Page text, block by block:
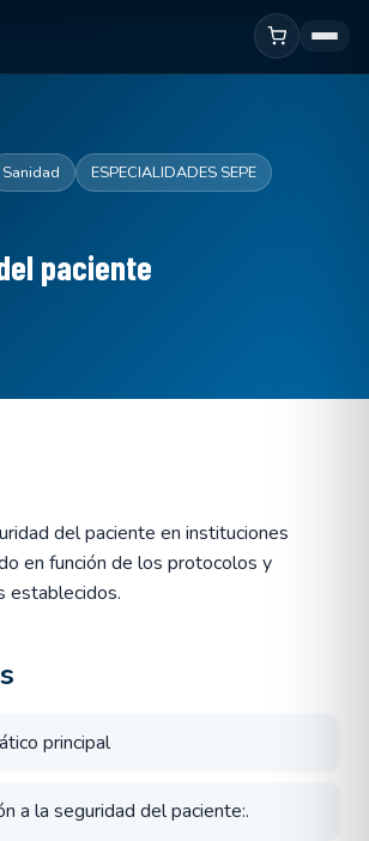
Sanidad
ESPECIALIDADES SEPE
paciente
del paciente en instituciones
en función de los protocolos y
establecidos.
principal
a la seguridad del paciente:.